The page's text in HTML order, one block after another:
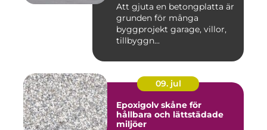
Att gjuta en betongplatta är
grunden för många
byggprojekt garage, villor,
tillbyggn...
09. jul
Epoxigolv skåne för
hållbara och lättstädade
miljöer